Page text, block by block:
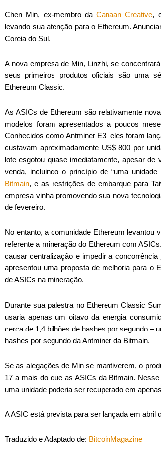
Chen Min, ex-membro daCanaan Creative,
levando sua atenção para o Ethereum.
Coreia do Sul.
A nova empresa de Min, Linzhi, se
seus primeiros produtos oficiais são uma
Ethereum Classic.
As ASICs de Ethereum são relativamente
modelos foram apresentados a poucos
Conhecidos como Antminer E3, eles foram
custavam aproximadamente US$ 800 por
lote esgotou quase imediatamente, apesar de
venda, incluindo o princípio de “uma unidade
Bitmain, e as restrições de embarque para
empresa vinha promovendo sua nova
de fevereiro.
No entanto, a comunidade Ethereum levantou
referente a mineração do Ethereum com
causar centralização e impedir a
apresentou uma proposta de melhoria para o
de ASICs na mineração.
Durante sua palestra no Ethereum Classic
usaria apenas um oitavo da energia
cerca de 1,4 bilhões de hashes por segundo –
hashes por segundo da Antminer da Bitmain.
Se as alegações de Min se mantiverem, o
17 a mais do que as ASICs da Bitmain.
uma unidade poderia ser recuperado em
A ASIC está prevista para ser lançada em abril
Traduzido e Adaptado de: BitcoinMagazine